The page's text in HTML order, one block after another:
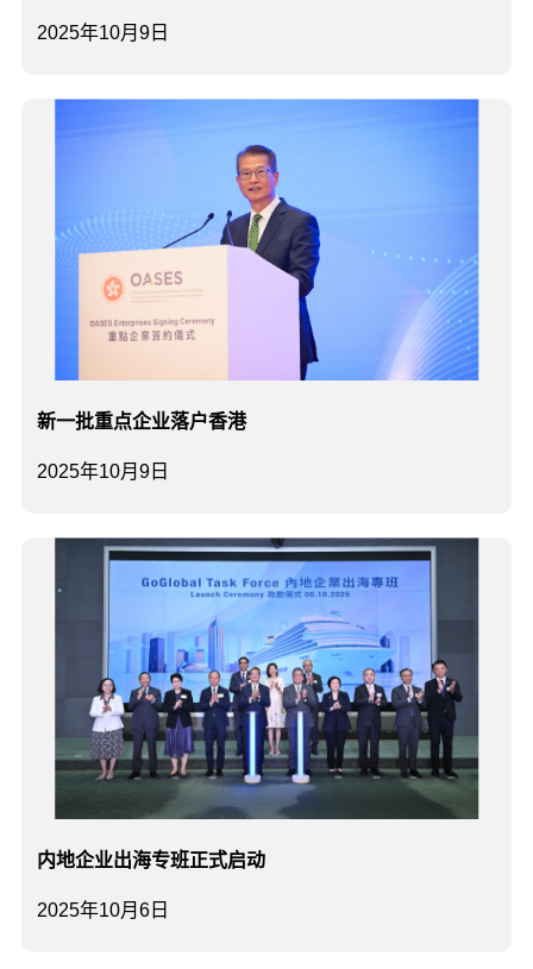
2025年10月9日
2025年10月9日
新一批重点企业落户香港
2025年10月6日
内地企业出海专班正式启动